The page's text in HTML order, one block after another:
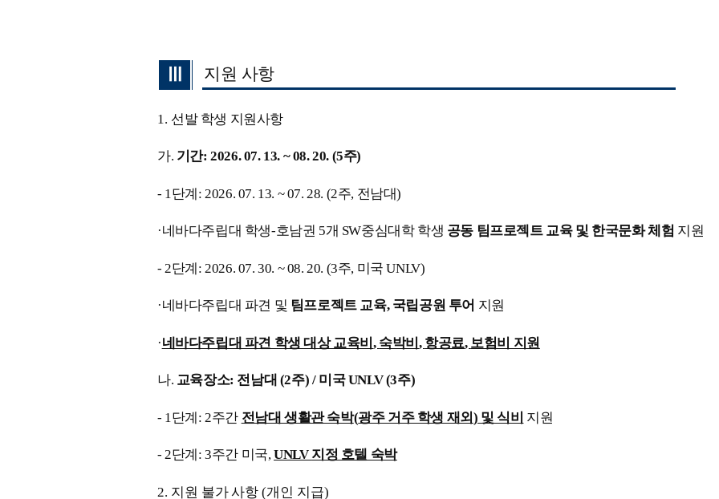
지원 사항
1. 선발 학생 지원사항
가. 기간: 2026. 07. 13. ~ 08. 20. (5주)
- 1 단계 : 2026. 07. 13. ~ 07. 28. (2주, 전남대)
·네바다주립대 학생-호남권 5개 SW중심대학 학생 공동 팀프로젝트 교육 및 한국문화 체험 지원
- 2단계 : 2026. 07. 30. ~ 08. 20. (3주, 미국UNLV)
·네바다주립대 파견 및 팀프로젝트 교육, 국립공원 투어 지원
·네바다주립대 파견 학생 대상 교육비, 숙박비, 항공료, 보험비 지원
나. 교육장소: 전남대 (2주) / 미국UNLV (3주)
- 1 단계 : 2주간 전남대 생활관 숙박(광주 거주 학생 재외 ) 및 식비 지원
- 2단계 : 3주간 미국,UNLV 지정 호텔 숙박
2. 지원 불가 사항(개인 지급)